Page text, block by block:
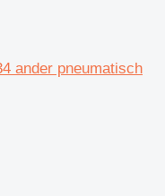
ander pneumatisch